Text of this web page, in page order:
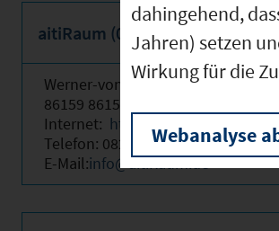
aitiRaum (09761000)
Werner-von-Siemens-Straße 6
86159 86159
Internet: https://www.aitiraum.de/
Telefon: 0821 450 433 - 0
E-Mail:info@aitiRaum.de
dahingehend,
Jahren) setzen
Wirkung für die
Webanalyse